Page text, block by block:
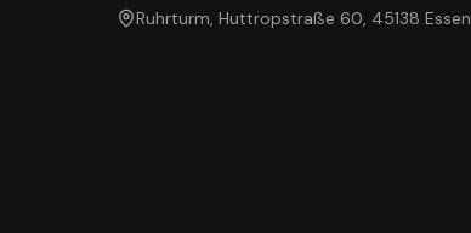
Ruhrturm, Huttropstraße 60, 45138 Essen